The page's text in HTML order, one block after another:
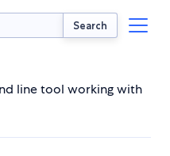
Search
line tool working with